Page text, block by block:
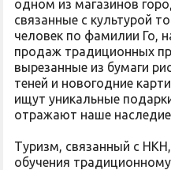
одном из магазинов
связанные с культурой
человек по фамилии Го,
продаж традиционных
вырезанные из бумаги
теней и новогодние
ищут уникальные
отражают наше
Туризм, связанный с
обучения